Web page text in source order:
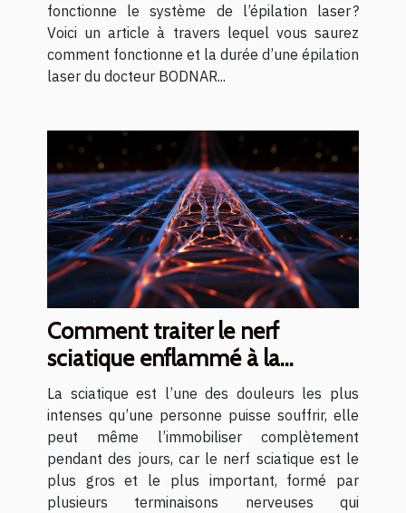
fonctionne le système de l’épilation laser ?
Voici un article à travers lequel vous saurez
comment fonctionne et la durée d’une épilation
laser du docteur BODNAR...
Comment traiter le nerf
sciatique enflammé à la
maison ?
La sciatique est l’une des douleurs les plus
intenses qu’une personne puisse souffrir, elle
peut même l’immobiliser complètement
pendant des jours, car le nerf sciatique est le
plus gros et le plus important, formé par
plusieurs terminaisons nerveuses qui